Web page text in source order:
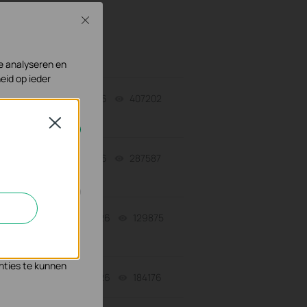
Troubleshooting
07-31-2026 407202
287587
06-24-2026 129875
06-24-2026 184176
Close
analyseren en
op ieder
zo de
te kunnen
Close